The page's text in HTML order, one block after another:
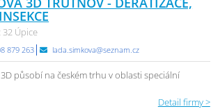
Úpice
879 263 lada.simkova@seznam.cz
působí na českém trhu v oblasti speciální
Detail firmy >